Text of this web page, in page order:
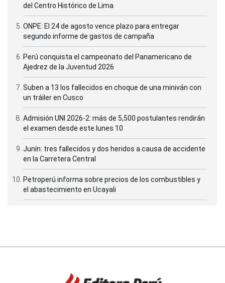
del Centro Histórico de Lima
ONPE: El 24 de agosto vence plazo para entregar
segundo informe de gastos de campaña
Perú conquista el campeonato del Panamericano de
Ajedrez de la Juventud 2026
Suben a 13 los fallecidos en choque de una miniván con
un tráiler en Cusco
Admisión UNI 2026-2: más de 5,500 postulantes rendirán
el examen desde este lunes 10
Junín: tres fallecidos y dos heridos a causa de accidente
en la Carretera Central
Petroperú informa sobre precios de los combustibles y
el abastecimiento en Ucayali